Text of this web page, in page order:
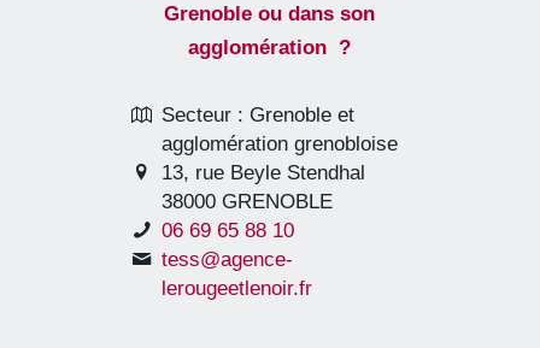
Grenoble ou dans son
agglomération ?
Secteur : Grenoble et
agglomération grenobloise
13, rue Beyle Stendhal
38000 GRENOBLE
06 69 65 88 10
tess@agence-
lerougeetlenoir.fr